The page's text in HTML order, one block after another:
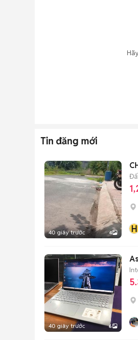
Tin đăng mới
40 giây trước 4 H
40 giây trước 6